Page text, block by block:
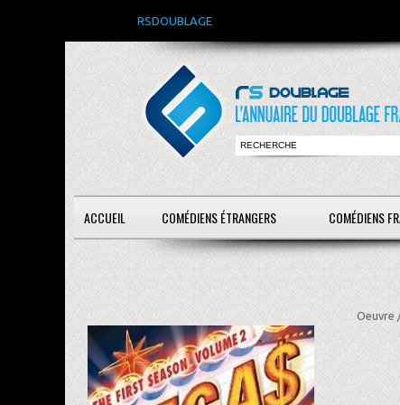
RSDOUBLAGE
ACCUEIL COMÉDIENS ÉTRANGERS COMÉDIENS
Oeuvre